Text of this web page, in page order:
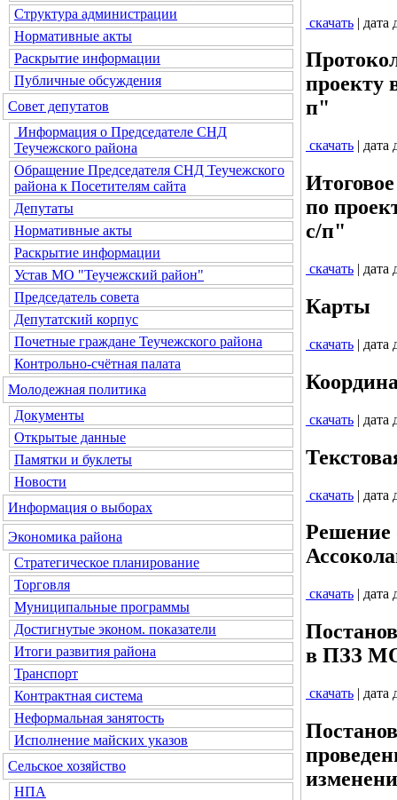
Структура администрации
Нормативные акты
Раскрытие информации
Публичные обсуждения
Совет депутатов
Информация о Председателе СНД
Теучежского района
Обращение Председателя СНД Теучежского
района к Посетителям сайта
Депутаты
Нормативные акты
Раскрытие информации
Устав МО "Теучежский район"
Председатель совета
Депутатский корпус
Почетные граждане Теучежского района
Контрольно-счётная палата
Молодежная политика
Документы
Открытые данные
Памятки и буклеты
Новости
Информация о выборах
Экономика района
Стратегическое планирование
Торговля
Муниципальные программы
Достигнутые эконом. показатели
Итоги развития района
Транспорт
Контрактная система
Неформальная занятость
Исполнение майских указов
Сельское хозяйство
НПА
скачать | дата
проекту
п"
скачать | дата
по
с/п"
скачать | дата
Карты
скачать | дата
скачать | дата
скачать | дата
Решение
скачать | дата
в ПЗЗ МО
скачать | дата